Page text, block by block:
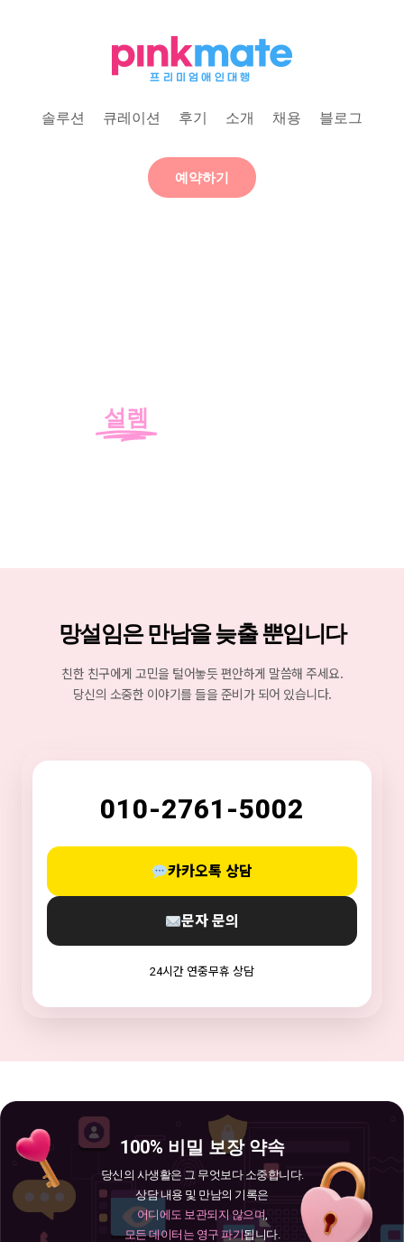
솔루션 큐레이션 후기 소개 채용 블로그
예약하기
설렘
망설임은 만남을 늦출 뿐입니다
친한 친구에게 고민을 털어놓듯 편안하게 말씀해 주세요.
당신의 소중한 이야기를 들을 준비가 되어 있습니다.
010-2761-5002
카카오톡 상담
문자 문의
24시간 연중무휴 상담
100% 비밀 보장 약속
당신의 사생활은 그 무엇보다 소중합니다.
상담 내용 및 만남의 기록은
어디에도 보관되지 않으며,
모든 데이터는 영구 파기됩니다.